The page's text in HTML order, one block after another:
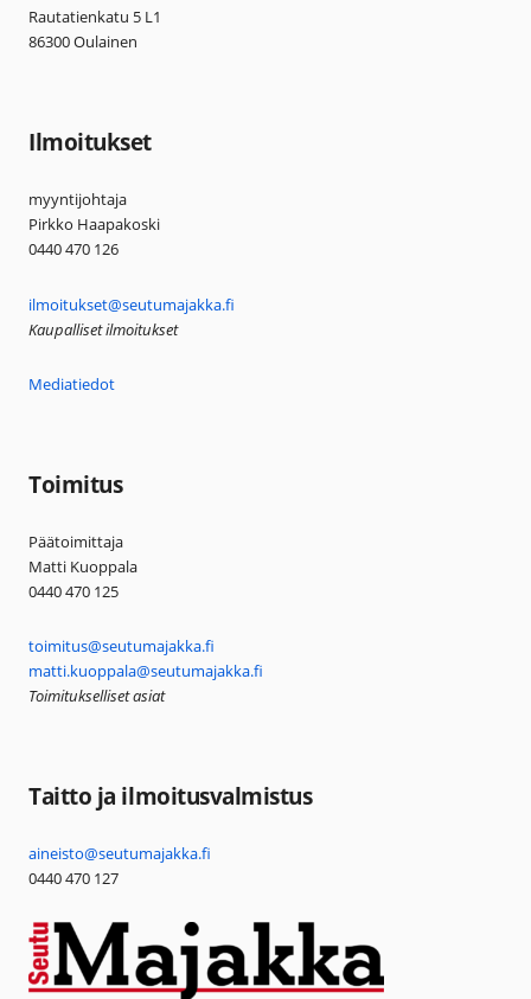
Rautatienkatu 5 L1
86300 Oulainen
Ilmoitukset
myyntijohtaja
Pirkko Haapakoski
0440 470 126
ilmoitukset@seutumajakka.fi
Kaupalliset ilmoitukset
Mediatiedot
Toimitus
Päätoimittaja
Matti Kuoppala
0440 470 125
toimitus@seutumajakka.fi
matti.kuoppala@seutumajakka.fi
Toimitukselliset asiat
Taitto ja ilmoitusvalmistus
aineisto@seutumajakka.fi
0440 470 127